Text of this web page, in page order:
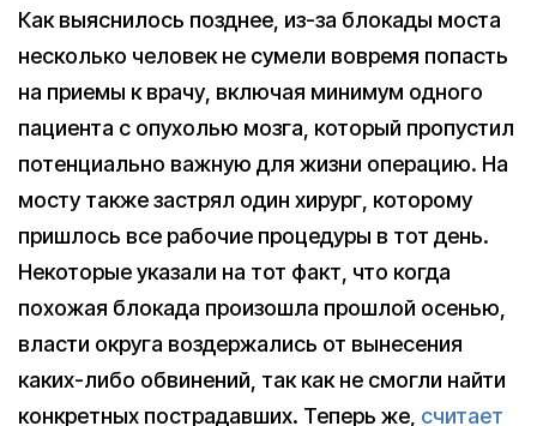
Как выяснилось позднее, из-за блокады моста
несколько человек не сумели вовремя попасть
на приемы к врачу, включая минимум одного
пациента с опухолью мозга, который пропустил
потенциально важную для жизни операцию. На
мосту также застрял один хирург, которому
пришлось все рабочие процедуры в тот день.
Некоторые указали на тот факт, что когда
похожая блокада произошла прошлой осенью,
власти округа воздержались от вынесения
каких-либо обвинений, так как не смогли найти
конкретных пострадавших. Теперь же, считает